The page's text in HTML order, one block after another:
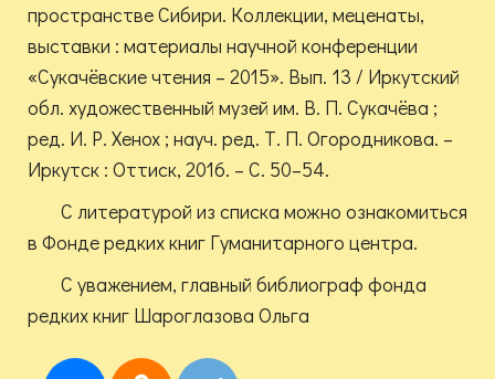
пространстве Сибири. Коллекции, меценаты,
выставки : материалы научной конференции
«Сукачёвские чтения – 2015». Вып. 13 / Иркутский
обл. художественный музей им. В. П. Сукачёва ;
ред. И. Р. Хенох ; науч. ред. Т. П. Огородникова. –
Иркутск : Оттиск, 2016. – С. 50–54.
С литературой из списка можно ознакомиться
в Фонде редких книг Гуманитарного центра.
С уважением, главный библиограф фонда
редких книг Шароглазова Ольга